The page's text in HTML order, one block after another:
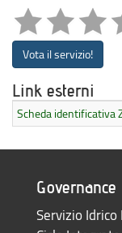
Vota il servizio!
Link esterni
Scheda identificativa
Governance
Servizio